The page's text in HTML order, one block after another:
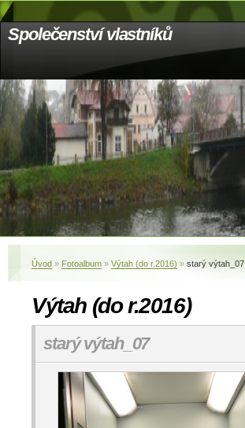
Společenství vlastníků
Úvod » Fotoalbum » Výtah (do r.2016) » starý výtah_07
Výtah (do r.2016)
starý výtah_07